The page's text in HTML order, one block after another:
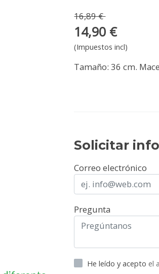
16,89 €
14,90 €
(Impuestos incl)
Tamaño: 36 cm.
Solicitar
Correo electrónico
Pregunta
He leído y acepto el